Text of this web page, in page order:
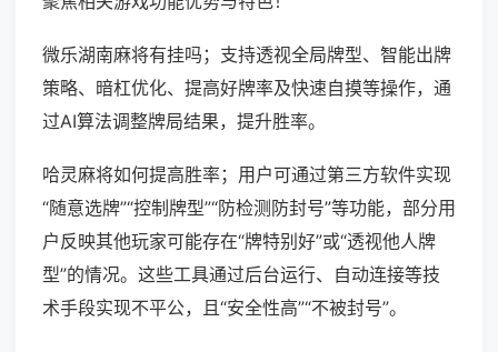
微乐湖南麻将有挂吗；支持透视全局牌型、智能出牌
策略、暗杠优化、提高好牌率及快速自摸等操作，通
过AI算法调整牌局结果，提升胜率。
哈灵麻将如何提高胜率；用户可通过第三方软件实现
“随意选牌”“控制牌型”“防检测防封号”等功能，部分用
户反映其他玩家可能存在“牌特别好”或“透视他人牌
型”的情况。这些工具通过后台运行、自动连接等技
术手段实现不平公，且“安全性高”“不被封号”。